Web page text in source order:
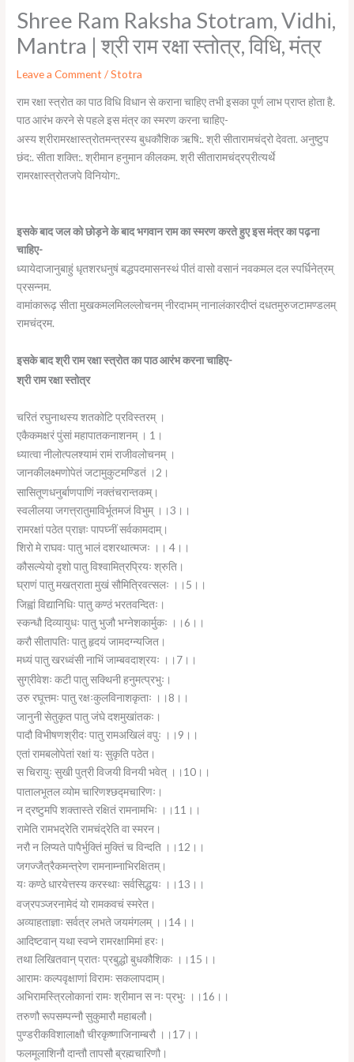
Shree Ram Raksha Stotram, Vidhi,
Mantra | श्री राम रक्षा स्तोत्र, विधि, मंत्र
Leave a Comment /Stotra
राम रक्षा स्त्रोत का पाठ विधि विधान से कराना चाहिए तभी इसका पूर्ण लाभ प्राप्त होता है.
पाठ आरंभ करने से पहले इस मंत्र का स्मरण करना चाहिए-
अस्य श्रीरामरक्षास्त्रोतमन्त्रस्य बुधकौशिक ऋषि:. श्री सीतारामचंद्रो देवता. अनुष्टुप
छंद:. सीता शक्ति:. श्रीमान हनुमान कीलकम. श्री सीतारामचंद्रप्रीत्यर्थे
रामरक्षास्त्रोतजपे विनियोग:.
इसके बाद जल को छोड़ने के बाद भगवान राम का स्मरण करते हुए इस मंत्र का पढ़ना
चाहिए-
ध्यायेदाजानुबाहुं धृतशरधनुषं बद्धपदमासनस्थं पीतं वासो वसानं नवकमल दल स्पर्धिनेत्रम्
प्रसन्नम.
वामांकारूढ़ सीता मुखकमलमिलल्लोचनम् नीरदाभम् नानालंकारदीप्तं दधतमुरुजटामण्डलम्
रामचंद्रम.
इसके बाद श्री राम रक्षा स्त्रोत का पाठ आरंभ करना चाहिए-
श्री राम रक्षा स्तोत्र
चरितं रघुनाथस्य शतकोटि प्रविस्तरम् ।
एकैकमक्षरं पुंसां महापातकनाशनम् । 1।
ध्यात्वा नीलोत्पलश्यामं रामं राजीवलोचनम् ।
जानकीलक्ष्मणोपेतं जटामुकुटमण्डितं ।2।
सासितूणधनुर्बाणपाणिं नक्तंचरान्तकम्।
स्वलीलया जगत्त्रातुमाविर्भूतमजं विभुम् ।।3।।
रामरक्षां पठेत प्राज्ञः पापघ्नीं सर्वकामदाम्।
शिरो मे राघवः पातु भालं दशरथात्मजः ।। 4।।
कौसल्येयो दृशो पातु विश्वामित्रप्रियः श्रुति।
घ्राणं पातु मखत्राता मुखं सौमित्रिवत्सलः ।।5।।
जिह्वां विद्यानिधिः पातु कण्ठं भरतवन्दितः।
स्कन्धौ दिव्यायुधः पातु भुजौ भग्नेशकार्मुकः ।।6।।
करौ सीतापतिः पातु हृदयं जामदग्न्यजित।
मध्यं पातु खरध्वंसी नाभिं जाम्बवदाश्रयः ।।7।।
सुग्रीवेशः कटी पातु सक्थिनी हनुमत्प्रभुः।
उरु रघूत्तमः पातु रक्षःकुलविनाशकृताः ।।8।।
जानुनी सेतुकृत पातु जंघे दशमुखांतकः।
पादौ विभीषणश्रीदः पातु रामअखिलं वपुः ।।9।।
एतां रामबलोपेतां रक्षां यः सुकृति पठेत।
स चिरायुः सुखी पुत्री विजयी विनयी भवेत् ।।10।।
पातालभूतल व्योम चारिणश्छद्मचारिणः।
न द्रष्टुमपि शक्तास्ते रक्षितं रामनामभिः ।।11।।
रामेति रामभद्रेति रामचंद्रेति वा स्मरन।
नरौ न लिप्यते पापैर्भुक्तिं मुक्तिं च विन्दति ।।12।।
जगज्जैत्रैकमन्त्रेण रामनाम्नाभिरक्षितम्।
यः कण्ठे धारयेत्तस्य करस्थाः सर्वसिद्धयः ।।13।।
वज्रपञ्जरनामेदं यो रामकवचं स्मरेत।
अव्याहताज्ञाः सर्वत्र लभते जयमंगलम् ।।14।।
आदिष्टवान् यथा स्वप्ने रामरक्षामिमां हरः।
तथा लिखितवान् प्रातः प्रबुद्धो बुधकौशिकः ।।15।।
आरामः कल्पवृक्षाणां विरामः सकलापदाम्।
अभिरामस्त्रिलोकानां रामः श्रीमान स नः प्रभुः ।।16।।
तरुणौ रूपसम्पन्नौ सुकुमारौ महाबलौ।
पुण्डरीकविशालाक्षौ चीरकृष्णाजिनाम्बरौ ।।17।।
फलमूलाशिनौ दान्तौ तापसौ ब्रह्मचारिणौ।